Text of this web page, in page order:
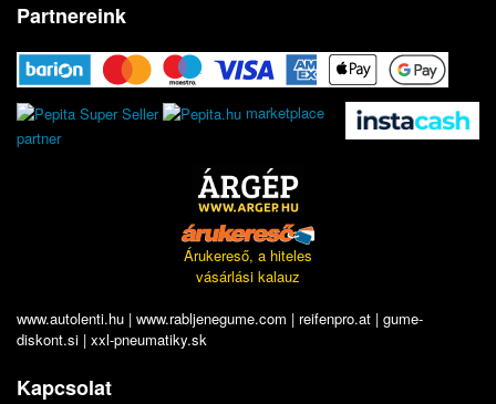
Partnereink
marketplace
partner
Árukereső, a hiteles
vásárlási kalauz
www.autolenti.hu | www.rabljenegume.com | reifenpro.at | gume-
diskont.si | xxl-pneumatiky.sk
Kapcsolat